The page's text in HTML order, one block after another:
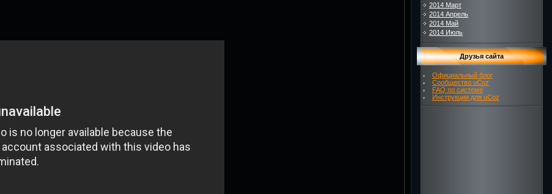
2014 Март
2014 Апрель
2014 Май
2014 Июль
Друзья сайта
Официальный блог
Сообщество uCoz
FAQ по системе
Инструкции для uCoz